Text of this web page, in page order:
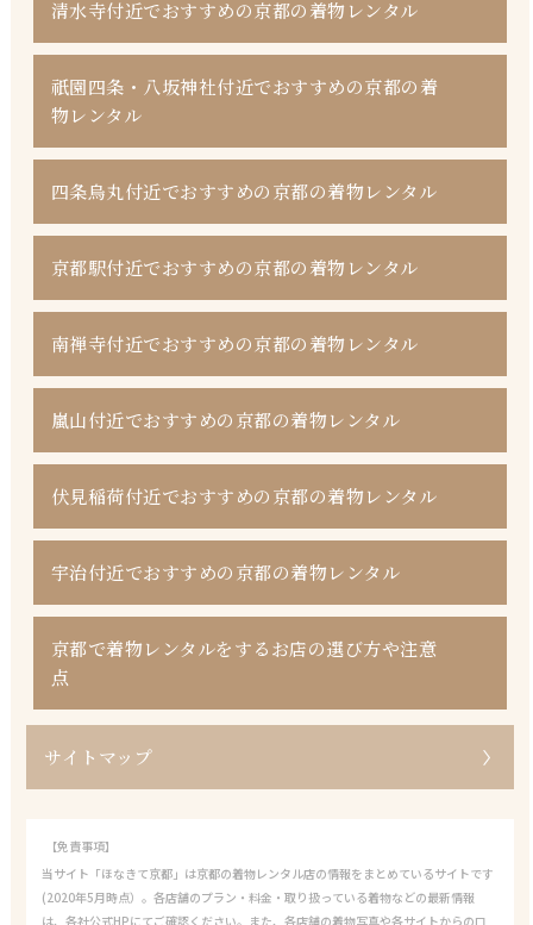
清水寺付近でおすすめの京都の着物レンタル
祇園四条・八坂神社付近でおすすめの京都の着
物レンタル
四条烏丸付近でおすすめの京都の着物レンタル
京都駅付近でおすすめの京都の着物レンタル
南禅寺付近でおすすめの京都の着物レンタル
嵐山付近でおすすめの京都の着物レンタル
伏見稲荷付近でおすすめの京都の着物レンタル
宇治付近でおすすめの京都の着物レンタル
京都で着物レンタルをするお店の選び方や注意
点
サイトマップ
【免責事項】
当サイト「ほなきて京都」は京都の着物レンタル店の情報をまとめているサイトです
(2020年5月時点）。各店舗のプラン・料金・取り扱っている着物などの最新情報
は、各社公式HPにてご確認ください。また、各店舗の着物写真や各サイトからの口